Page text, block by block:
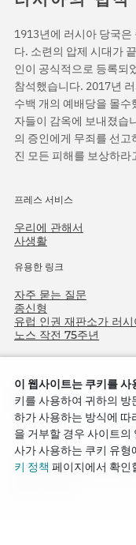
1913년에 러시아 당국은
다. 소련의 압제 시대가
인이 공식적으로 등록되
참석했습니다. 2017년
수백 개의 예배당을 몰
자들이 감옥에 보내졌습
의 증인에게 무죄를 선
진 모든 피해를 보상하라
프레스 서비스
우리에 관해서
사생활
유용한 링크
자주 묻는 질문
종신형
유럽 인권 재판소가 러
노스 작전 75주년
Copyright © 2026
Watch Tower Bible and
이 웹사이트는 쿠키를 사
키를 사용하여 귀하의
하가 사용하는 방식에
을 거부할 경우 사이트
사가 사용하는 쿠키 유형
키 정책 페이지에서 확인